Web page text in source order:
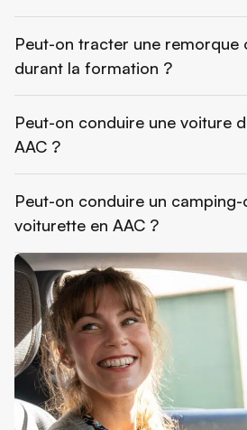
Peut-on tracter une remorque
durant la formation ?
Peut-on conduire une voiture
AAC ?
Peut-on conduire un
voiturette en AAC ?